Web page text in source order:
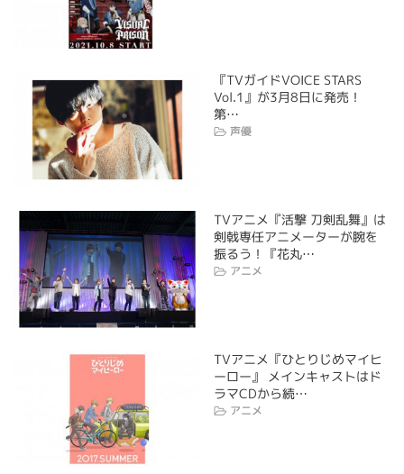
『TVガイドVOICE STARS
Vol.1』が3月8日に発売！
第…
声優
TVアニメ『活撃 刀剣乱舞』は
剣戟専任アニメーターが腕を
振るう！『花丸…
アニメ
TVアニメ『ひとりじめマイヒ
ーロー』 メインキャストはド
ラマCDから続…
アニメ